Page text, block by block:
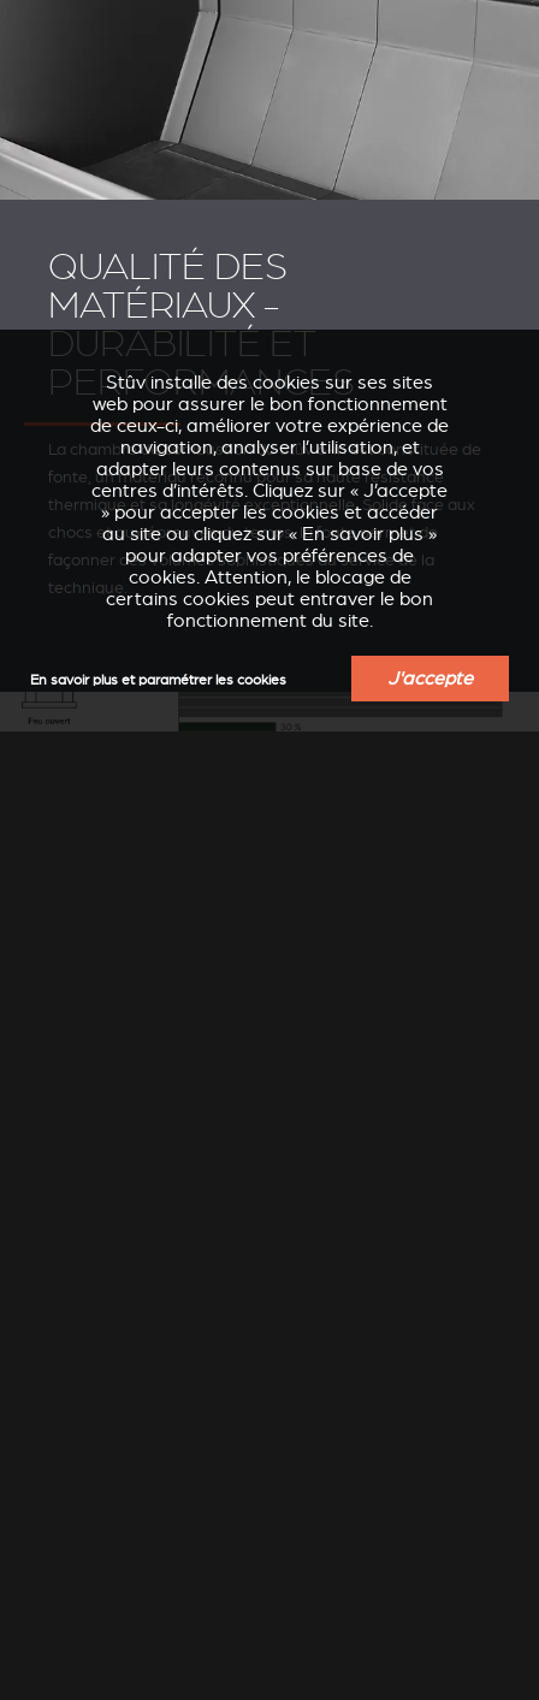
QUALITÉ DES
MATÉRIAUX -
DURABILITÉ ET
PERFORMANCES
La chambre de combustion du Stûv 6-in est constituée de
fonte, un matériau reconnu pour sa haute résistance
thermique et sa longévité exceptionnelle. Solide face aux
chocs et aux épreuves du temps, la fonte permet de
façonner des volumes sophistiqués au service de la
technique.
Stûv installe des cookies sur ses sites
web pour assurer le bon fonctionnement
de ceux-ci, améliorer votre expérience de
navigation, analyser l’utilisation, et
adapter leurs contenus sur base de vos
centres d’intérêts. Cliquez sur « J’accepte
» pour accepter les cookies et accéder
au site ou cliquez sur « En savoir plus »
pour adapter vos préférences de
cookies. Attention, le blocage de
certains cookies peut entraver le bon
fonctionnement du site.
En savoir plus et paramétrer les cookies J'accepte